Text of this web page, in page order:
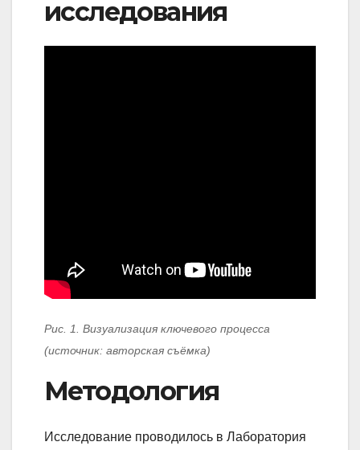
исследования
Рис. 1. Визуализация ключевого процесса
(источник: авторская съёмка)
Методология
Исследование проводилось в Лаборатория